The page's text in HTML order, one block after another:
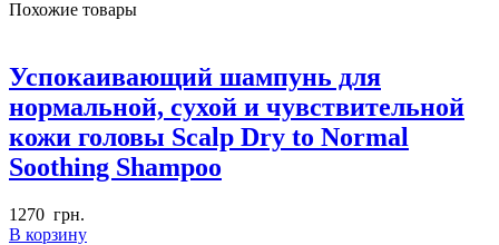
Похожие товары
Успокаивающий шампунь для
нормальной, сухой и чувствительной
кожи головы Scalp Dry to Normal
Soothing Shampoo
1270 грн.
В корзину